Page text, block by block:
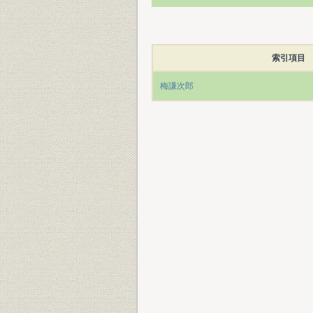
索引項目
梅謙次郎